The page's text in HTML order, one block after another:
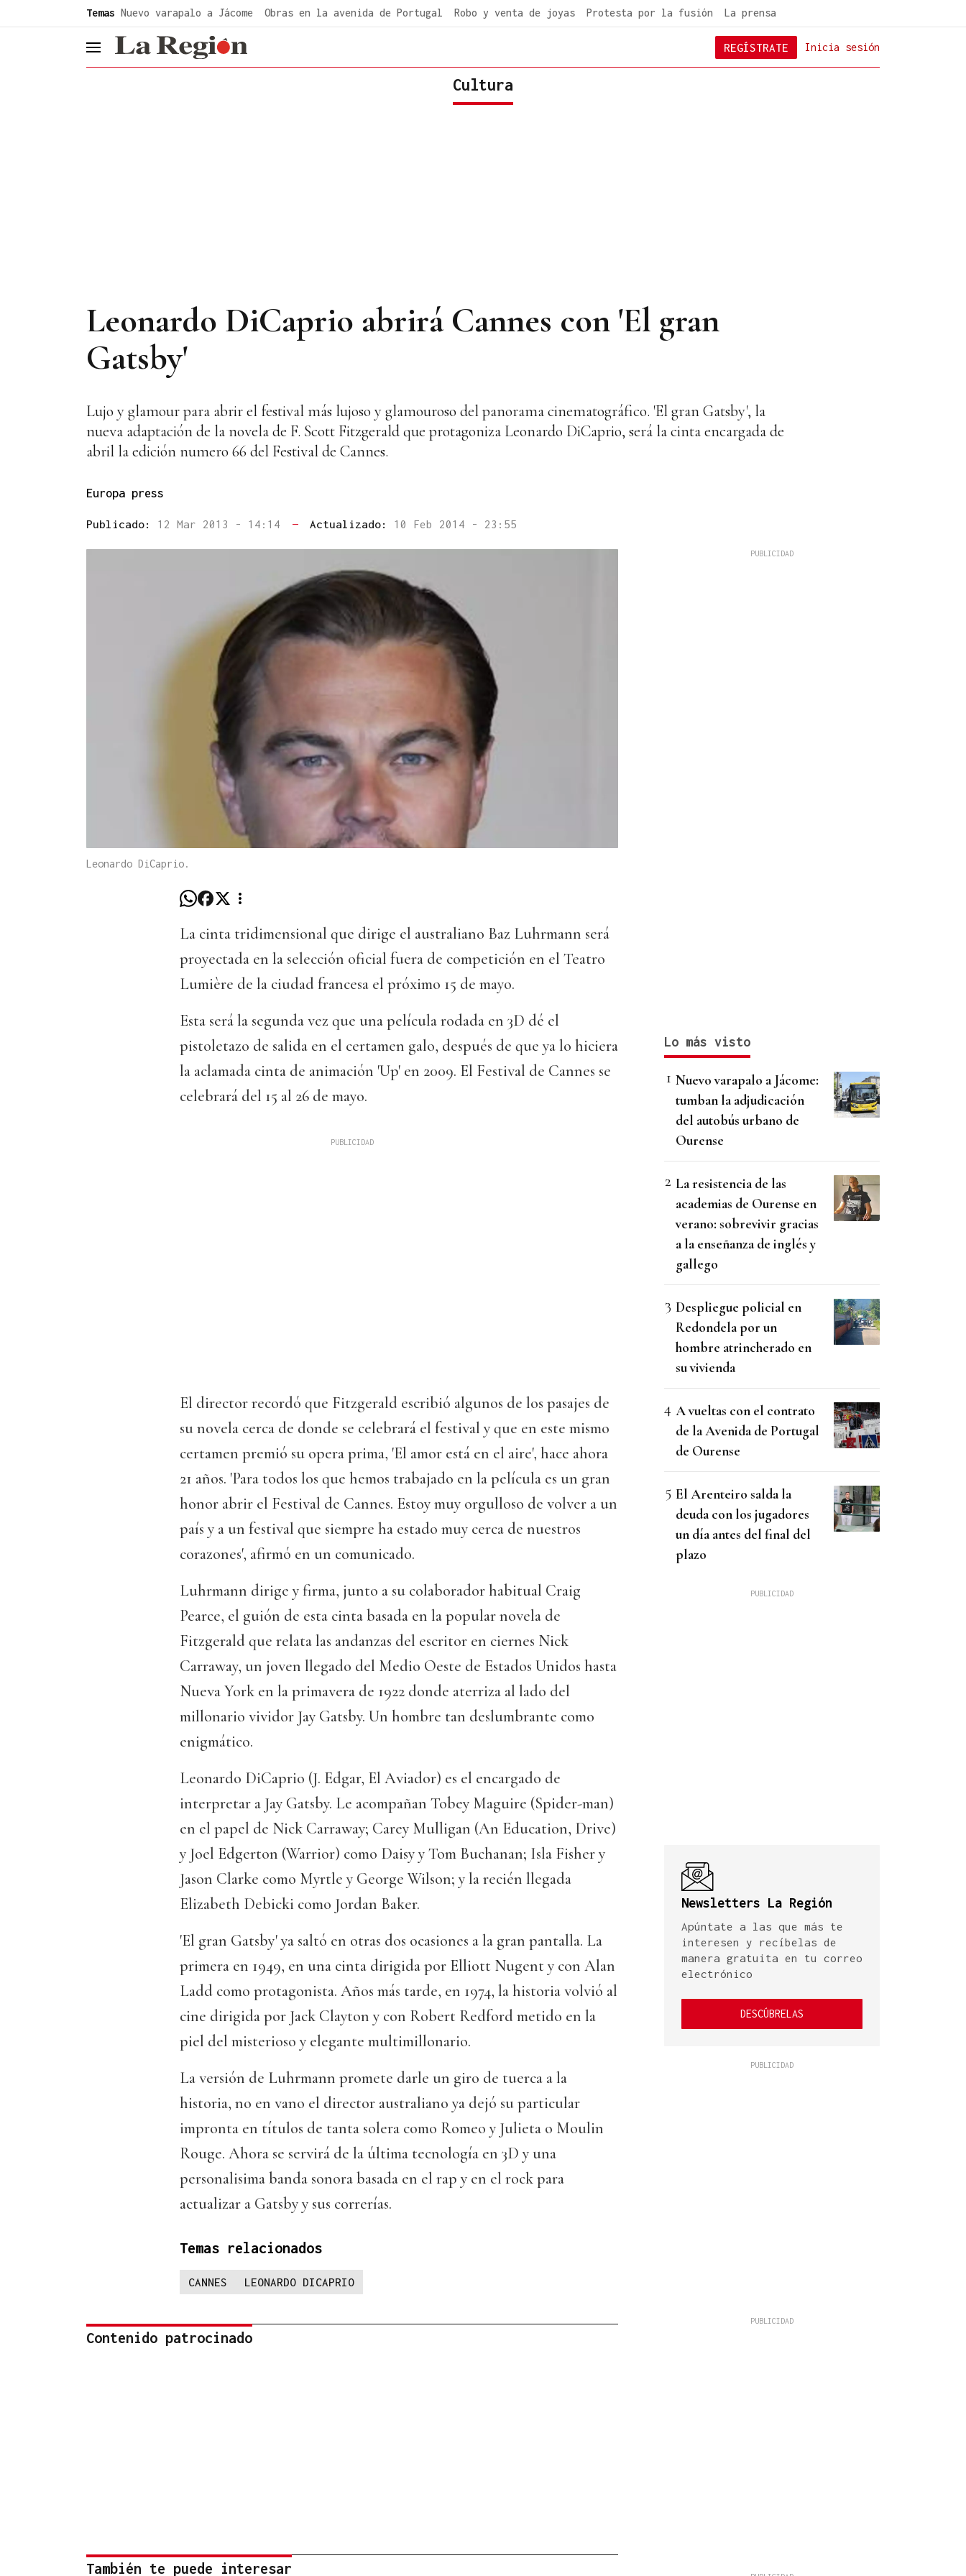
Temas Nuevo varapalo a Jácome Obras en la avenida de Portugal Robo y venta de joyas Protesta por la fusión La prensa
header.menu.open Inicia sesión
REGÍSTRATE
Cultura
Leonardo DiCaprio abrirá Cannes con 'El gran
Gatsby'
Lujo y glamour para abrir el festival más lujoso y glamouroso del panorama cinematográfico. 'El gran Gatsby', la
nueva adaptación de la novela de F. Scott Fitzgerald que protagoniza Leonardo DiCaprio, será la cinta encargada de
abril la edición numero 66 del Festival de Cannes.
Europa press
Publicado: 12 Mar 2013 - 14:14 — Actualizado: 10 Feb 2014 - 23:55
Leonardo DiCaprio.
La cinta tridimensional que dirige el australiano Baz Luhrmann será
proyectada en la selección oficial fuera de competición en el Teatro
Lumière de la ciudad francesa el próximo 15 de mayo.
Esta será la segunda vez que una película rodada en 3D dé el
pistoletazo de salida en el certamen galo, después de que ya lo hiciera
la aclamada cinta de animación 'Up' en 2009. El Festival de Cannes se
celebrará del 15 al 26 de mayo.
El director recordó que Fitzgerald escribió algunos de los pasajes de
su novela cerca de donde se celebrará el festival y que en este mismo
certamen premió su opera prima, 'El amor está en el aire', hace ahora
21 años. 'Para todos los que hemos trabajado en la película es un gran
honor abrir el Festival de Cannes. Estoy muy orgulloso de volver a un
país y a un festival que siempre ha estado muy cerca de nuestros
corazones', afirmó en un comunicado.
Luhrmann dirige y firma, junto a su colaborador habitual Craig
Pearce, el guión de esta cinta basada en la popular novela de
Fitzgerald que relata las andanzas del escritor en ciernes Nick
Carraway, un joven llegado del Medio Oeste de Estados Unidos hasta
Nueva York en la primavera de 1922 donde aterriza al lado del
millonario vividor Jay Gatsby. Un hombre tan deslumbrante como
enigmático.
Leonardo DiCaprio (J. Edgar, El Aviador) es el encargado de
interpretar a Jay Gatsby. Le acompañan Tobey Maguire (Spider-man)
en el papel de Nick Carraway; Carey Mulligan (An Education, Drive)
y Joel Edgerton (Warrior) como Daisy y Tom Buchanan; Isla Fisher y
Jason Clarke como Myrtle y George Wilson; y la recién llegada
Elizabeth Debicki como Jordan Baker.
'El gran Gatsby' ya saltó en otras dos ocasiones a la gran pantalla. La
primera en 1949, en una cinta dirigida por Elliott Nugent y con Alan
Ladd como protagonista. Años más tarde, en 1974, la historia volvió al
cine dirigida por Jack Clayton y con Robert Redford metido en la
piel del misterioso y elegante multimillonario.
La versión de Luhrmann promete darle un giro de tuerca a la
historia, no en vano el director australiano ya dejó su particular
impronta en títulos de tanta solera como Romeo y Julieta o Moulin
Rouge. Ahora se servirá de la última tecnología en 3D y una
personalisima banda sonora basada en el rap y en el rock para
actualizar a Gatsby y sus correrías.
Temas relacionados
CANNES LEONARDO DICAPRIO
Contenido patrocinado
También te puede interesar
Lo más visto
Nuevo varapalo a Jácome:
tumban la adjudicación
del autobús urbano de
Ourense
La resistencia de las
academias de Ourense en
verano: sobrevivir gracias
a la enseñanza de inglés y
gallego
Despliegue policial en
Redondela por un
hombre atrincherado en
su vivienda
A vueltas con el contrato
de la Avenida de Portugal
de Ourense
El Arenteiro salda la
deuda con los jugadores
un día antes del final del
plazo
Newsletters La Región
Apúntate a las que más te
interesen y recíbelas de
manera gratuita en tu correo
electrónico
DESCÚBRELAS